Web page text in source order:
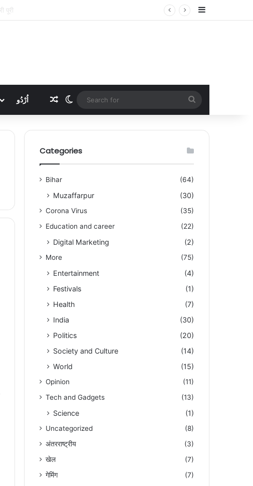
اُرْدُو Random Article
Switch skin
for
Categories
Bihar (64)
Muzaffarpur (30)
Corona Virus
(35)
Education and career
(22)
Digital Marketing (2)
More (75)
Entertainment
(4)
Festivals
(1)
Health
(7)
India
(30)
Politics
(20)
Society and Culture
(14)
World
(15)
Opinion
(11)
Tech and Gadgets
(13)
Science (1)
Uncategorized
(8)
अंतरराष्ट्रीय
(3)
खेल
(7)
गेमिंग
(7)